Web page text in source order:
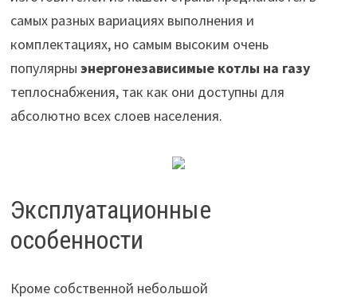
самых разных вариациях выполнения и
комплектациях, но самым высоким очень
популярны энергонезависимые котлы на газу
теплоснабжения, так как они доступны для
абсолютно всех слоев населения.
Эксплуатационные
особенности
Кроме собственной небольшой